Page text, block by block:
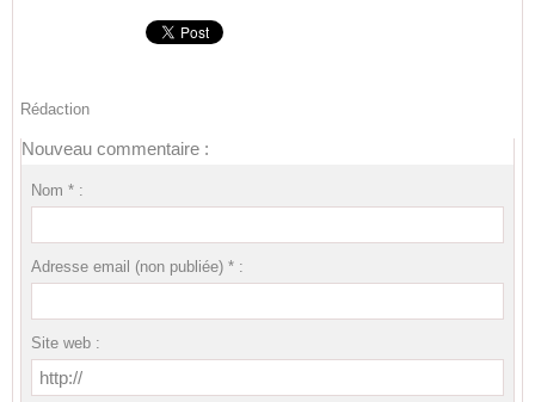
Rédaction
Nouveau commentaire :
Nom * :
Adresse email (non publiée) * :
Site web :